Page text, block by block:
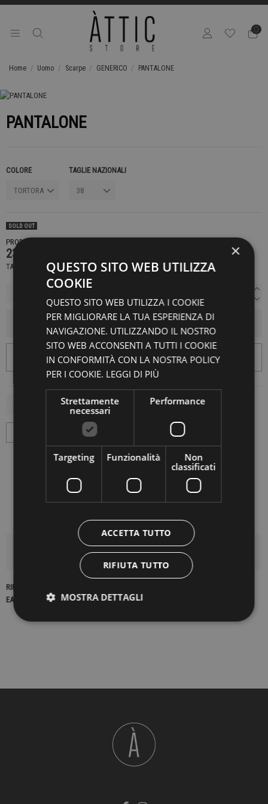
0
Home Uomo Scarpe GENERICO PANTALONE
PANTALONE
COLORE TAGLIE NAZIONALI
SOLD OUT
PRODOTTO NON DISPONIBILE CONTATTACI PER SAPERE DI PIÙ
239,00 €
TASSE INCLUSE
AGGIUNGI AL CARRELLO
DETTAGLI DEL PRODOTTO
RIFERIMENTO
EAN13
2900000410770
×
QUESTO SITO WEB UTILIZZA
COOKIE
QUESTO SITO WEB UTILIZZA I COOKIE
PER MIGLIORARE LA TUA ESPERIENZA DI
NAVIGAZIONE. UTILIZZANDO IL NOSTRO
SITO WEB ACCONSENTI A TUTTI I COOKIE
IN CONFORMITÀ CON LA NOSTRA POLICY
PER I COOKIE. LEGGI DI PIÙ
Strettamente
necessari
Performance
Targeting Funzionalità
Non
classificati
ACCETTA TUTTO
RIFIUTA TUTTO
MOSTRA DETTAGLI